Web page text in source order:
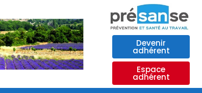
Devenir
adhérent
Espace
adhérent